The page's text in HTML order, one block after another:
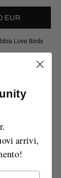
EUR
Love Birds
arrivi,